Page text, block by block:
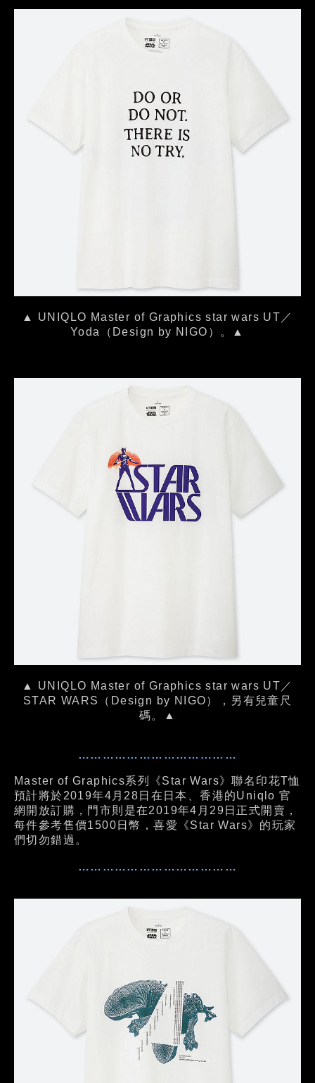
▲ UNIQLO Master of Graphics star wars UT／
Yoda（Design by NIGO）。▲
▲ UNIQLO Master of Graphics star wars UT／
STAR WARS（Design by NIGO），另有兒童尺
碼。▲
…………………………………
Master of Graphics系列《Star Wars》聯名印花T恤
預計將於2019年4月28日在日本、香港的Uniqlo 官
網開放訂購，門市則是在2019年4月29日正式開賣，
每件參考售價1500日幣，喜愛《Star Wars》的玩家
們切勿錯過。
…………………………………